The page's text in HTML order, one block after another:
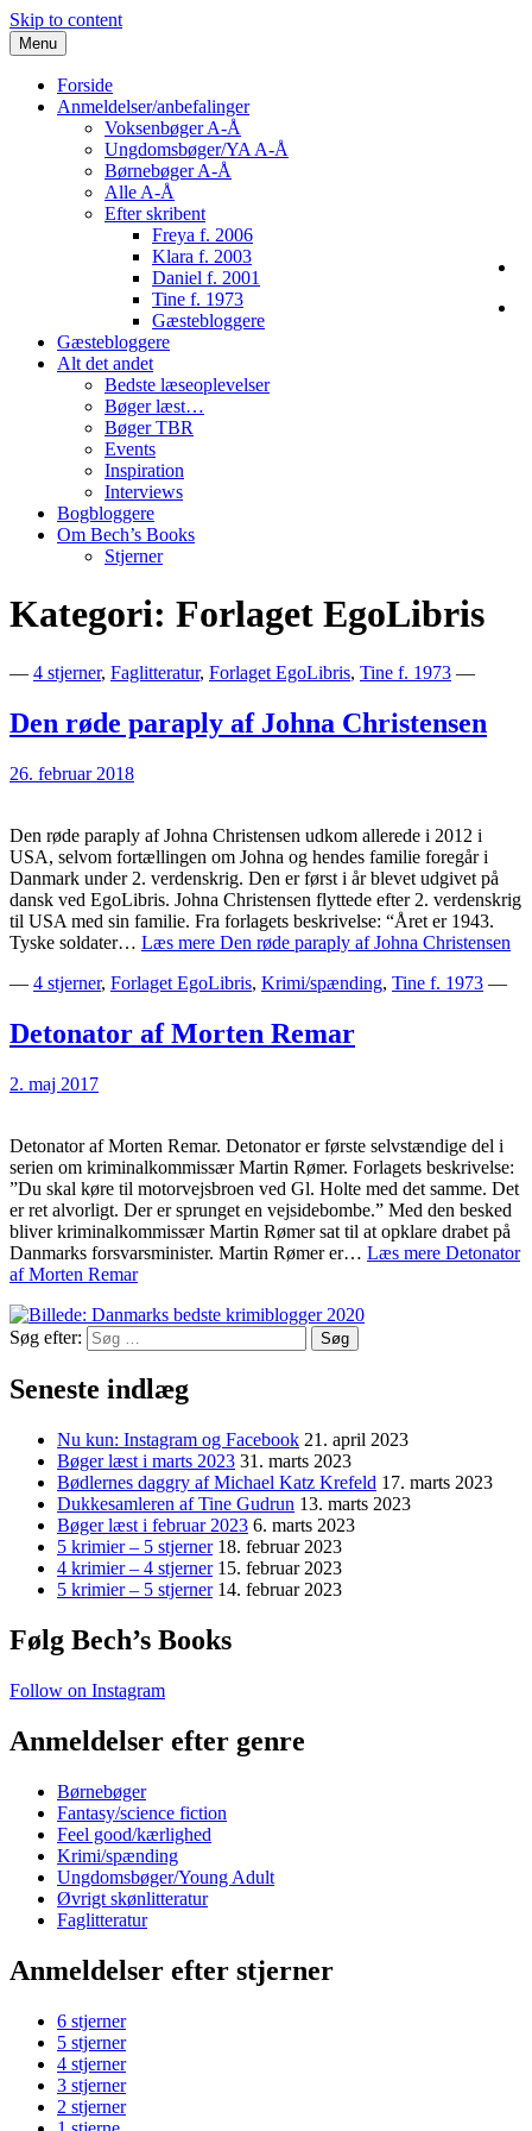
Skip to content
Menu
Forside
Anmeldelser/anbefalinger
Voksenbøger A-Å
Ungdomsbøger/YA A-Å
Børnebøger A-Å
Alle A-Å
Efter skribent
Freya f. 2006
Klara f. 2003
Daniel f. 2001
Tine f. 1973
Gæstebloggere
Gæstebloggere
Alt det andet
Bedste læseoplevelser
Bøger læst…
Bøger TBR
Events
Inspiration
Interviews
Bogbloggere
Om Bech’s Books
Stjerner
Bech's Books
Bogblog – Vi ♥ Bøger
Kategori: Forlaget EgoLibris
— 4 stjerner, Faglitteratur, Forlaget EgoLibris, Tine f. 1973 —
Den røde paraply af Johna Christensen
26. februar 2018
Den røde paraply af Johna Christensen udkom allerede i 2012 i
USA, selvom fortællingen om Johna og hendes familie foregår i
Danmark under 2. verdenskrig. Den er først i år blevet udgivet på
dansk ved EgoLibris. Johna Christensen flyttede efter 2. verdenskrig
til USA med sin familie. Fra forlagets beskrivelse: “Året er 1943.
Tyske soldater… Læs mere Den røde paraply af Johna Christensen
— 4 stjerner, Forlaget EgoLibris, Krimi/spænding, Tine f. 1973 —
Detonator af Morten Remar
2. maj 2017
Detonator af Morten Remar. Detonator er første selvstændige del i
serien om kriminalkommissær Martin Rømer. Forlagets beskrivelse:
”Du skal køre til motorvejsbroen ved Gl. Holte med det samme. Det
er ret alvorligt. Der er sprunget en vejsidebombe.” Med den besked
bliver kriminalkommissær Martin Rømer sat til at opklare drabet på
Danmarks forsvarsminister. Martin Rømer er… Læs mere Detonator
af Morten Remar
Søg efter:
Seneste indlæg
Nu kun: Instagram og Facebook 21. april 2023
Bøger læst i marts 2023 31. marts 2023
Bødlernes daggry af Michael Katz Krefeld 17. marts 2023
Dukkesamleren af Tine Gudrun 13. marts 2023
Bøger læst i februar 2023 6. marts 2023
5 krimier – 5 stjerner 18. februar 2023
4 krimier – 4 stjerner 15. februar 2023
5 krimier – 5 stjerner 14. februar 2023
Følg Bech’s Books
Follow on Instagram
Anmeldelser efter genre
Børnebøger
Fantasy/science fiction
Feel good/kærlighed
Krimi/spænding
Ungdomsbøger/Young Adult
Øvrigt skønlitteratur
Faglitteratur
Anmeldelser efter stjerner
6 stjerner
5 stjerner
4 stjerner
3 stjerner
2 stjerner